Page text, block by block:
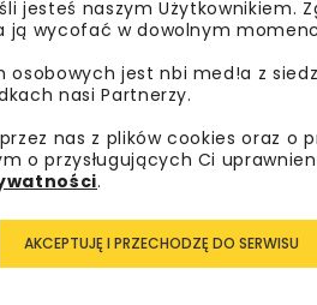
do końca 2026 roku. Mają one
z kluczowych elementów
w Sejmie RP.
łącząc bogatą historię kolei
zostaną odznaczenia
Warszawa Centralna,
jesteś naszym Użytkownikiem.
ją wycofać w dowolnym
jest nbi med!a z
nasi Partnerzy.
nas z plików cookies oraz o
o przysługujących Ci
.
AKCEPTUJĘ I PRZECHODZĘ DO SERWISU